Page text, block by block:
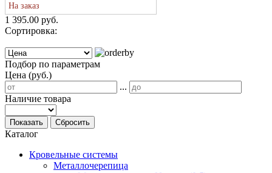
На заказ
1 395.00 руб.
Сортировка:
Подбор по параметрам
Цена (руб.)
...
Наличие товара
Показать Сбросить
Каталог
Кровельные системы
Металлочерепица